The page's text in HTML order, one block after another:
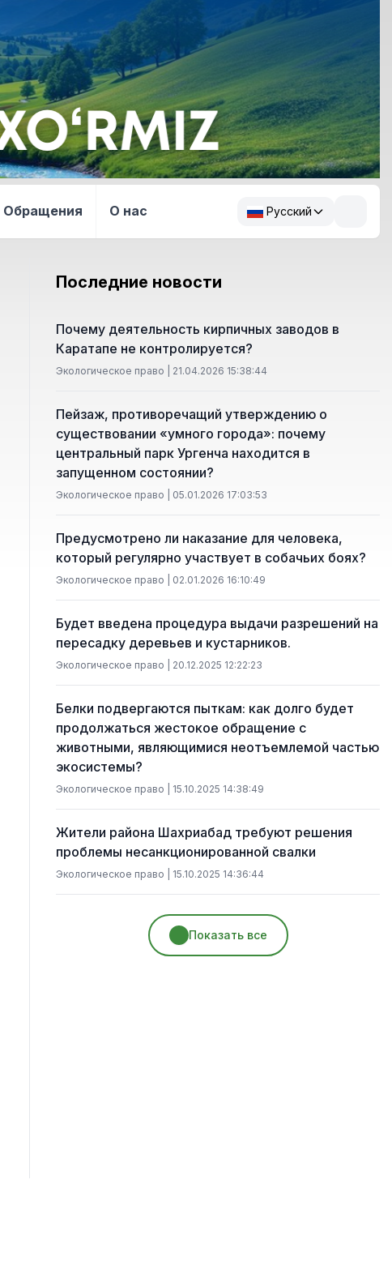
Обращения О нас Русский
Последние новости
Почему деятельность кирпичных заводов в
Каратапе не контролируется?
Экологическое право | 21.04.2026 15:38:44
Пейзаж, противоречащий утверждению о
существовании «умного города»: почему
центральный парк Ургенча находится в
запущенном состоянии?
Экологическое право | 05.01.2026 17:03:53
Предусмотрено ли наказание для человека,
который регулярно участвует в собачьих боях?
Экологическое право | 02.01.2026 16:10:49
Будет введена процедура выдачи разрешений на
пересадку деревьев и кустарников.
Экологическое право | 20.12.2025 12:22:23
Белки подвергаются пыткам: как долго будет
продолжаться жестокое обращение с
животными, являющимися неотъемлемой частью
экосистемы?
Экологическое право | 15.10.2025 14:38:49
Жители района Шахриабад требуют решения
проблемы несанкционированной свалки
Экологическое право | 15.10.2025 14:36:44
Показать все